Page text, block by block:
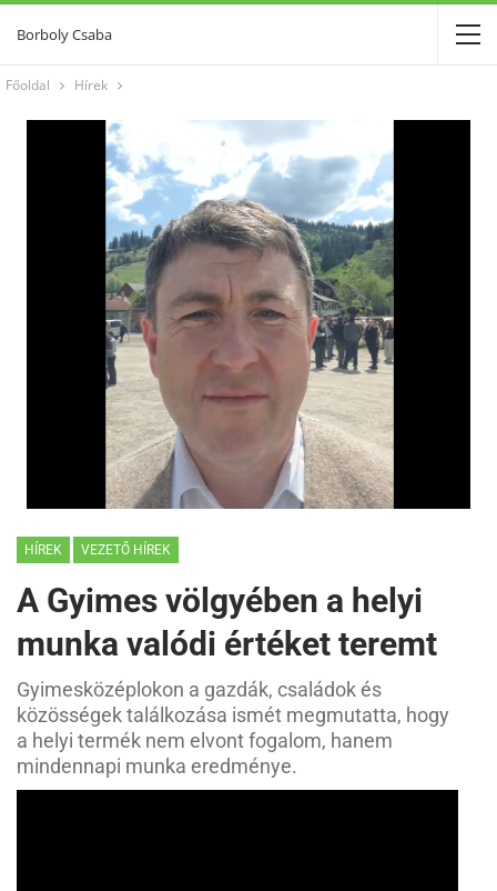
Borboly Csaba
Főoldal Hírek
HÍREK VEZETŐ HÍREK
A Gyimes völgyében a helyi
munka valódi értéket teremt
Gyimesközéplokon a gazdák, családok és
közösségek találkozása ismét megmutatta, hogy
a helyi termék nem elvont fogalom, hanem
mindennapi munka eredménye.